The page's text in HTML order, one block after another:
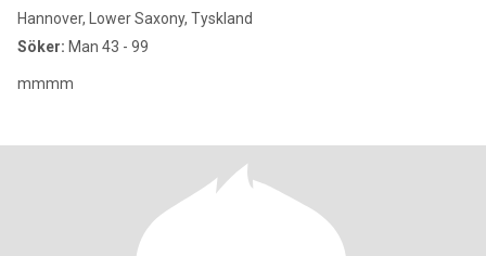
Hannover, Lower Saxony, Tyskland
Söker: Man 43 - 99
mmmm